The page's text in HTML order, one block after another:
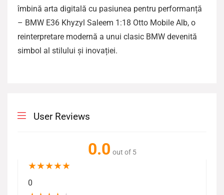
îmbină arta digitală cu pasiunea pentru performanță
– BMW E36 Khyzyl Saleem 1:18 Otto Mobile Alb, o
reinterpretare modernă a unui clasic BMW devenită
simbol al stilului și inovației.
User Reviews
0.0 out of 5
★★★★★
0